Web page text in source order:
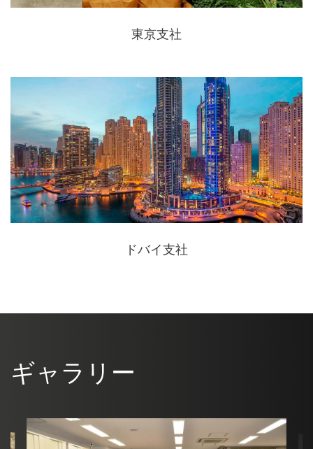
東京支社
ドバイ支社
ギャラリー